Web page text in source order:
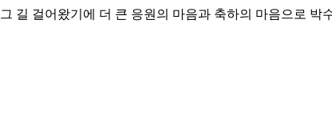
길 걸어왔기에 더 큰 응원의 마음과 축하의 마음으로 박